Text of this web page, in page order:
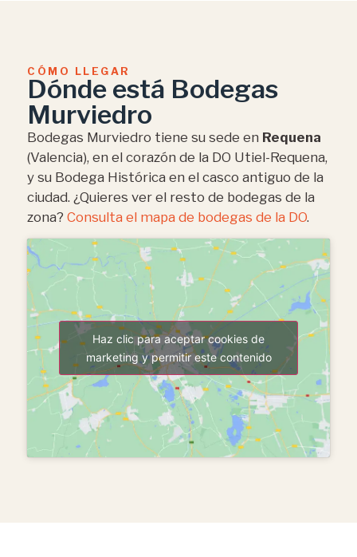
CÓMO LLEGAR
Dónde está Bodegas
Murviedro
Bodegas Murviedro tiene su sede en Requena
(Valencia), en el corazón de la DO Utiel-Requena,
y su Bodega Histórica en el casco antiguo de la
ciudad. ¿Quieres ver el resto de bodegas de la
zona? Consulta el mapa de bodegas de la DO.
Haz clic para aceptar cookies de
marketing y permitir este contenido